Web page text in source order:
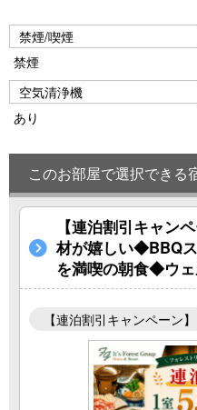
禁煙/喫煙
禁煙
空気清浄機
あり
このお部屋で選択できる
【連泊割引キャン
材が嬉しい◆BBQ
を満喫の朝食◆ウ
【連泊割引キャンペーン】